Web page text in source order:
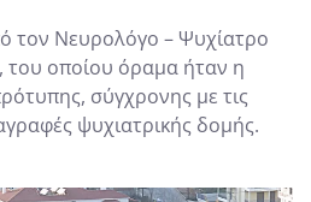
τον Νευρολόγο – Ψυχίατρο
του οποίου όραμα ήταν η
σύγχρονης με τις
ψυχιατρικής δομής.